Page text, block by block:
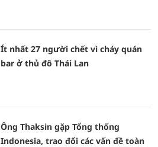
Ít nhất 27 người chết vì cháy quán
bar ở thủ đô Thái Lan
Ông Thaksin gặp Tổng thống
Indonesia, trao đổi các vấn đề toàn